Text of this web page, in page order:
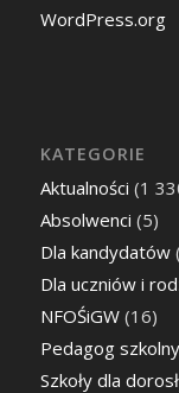
WordPress.org
KATEGORIE
Aktualności (1
Absolwenci (5)
Dla kandydatów
Dla uczniów i
NFOŚiGW(16)
Pedagog szkolny
Szkoły dla